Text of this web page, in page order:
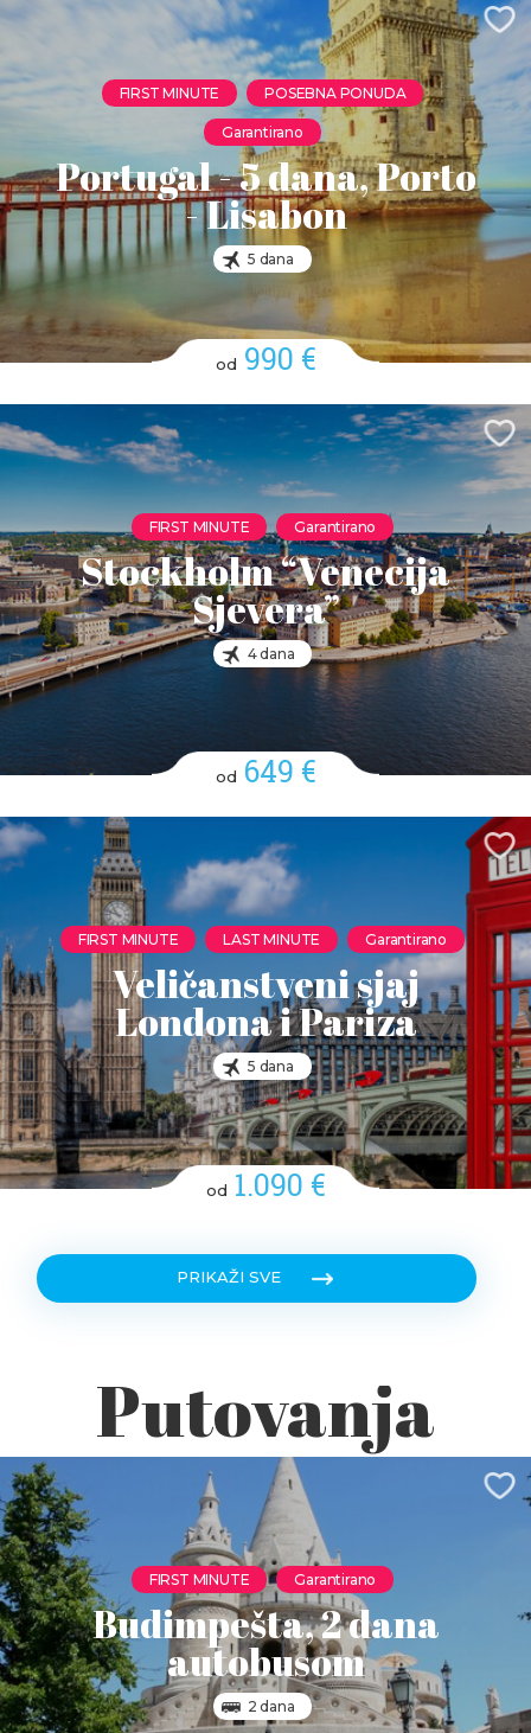
FIRST MINUTE POSEBNA PONUDA
Garantirano
Portugal - 5 dana, Porto
- Lisabon
5 dana
od 990 €
FIRST MINUTE Garantirano
Stockholm “Venecija
Sjevera”
4 dana
od 649 €
FIRST MINUTE LAST MINUTE Garantirano
Veličanstveni sjaj
Londona i Pariza
5 dana
od 1.090 €
PRIKAŽI SVE
Putovanja
FIRST MINUTE Garantirano
Budimpešta, 2 dana
autobusom
2 dana